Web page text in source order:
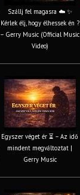
Szállj fel magasra ☁️ ✨
Kérlek élj, hogy élhessek én ?
– Gerry Music (Official Music
Video)
Egyszer véget ér ⏳ – Az idő
mindent megváltoztat |
Gerry Music